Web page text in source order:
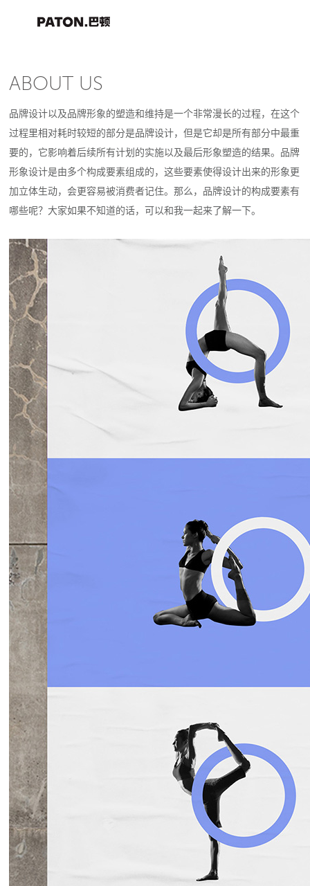
ABOUT US
品牌设计以及品牌形象的塑造和维持是一个非常漫长的过程，在这个
过程里相对耗时较短的部分是品牌设计，但是它却是所有部分中最重
要的，它影响着后续所有计划的实施以及最后形象塑造的结果。品牌
形象设计是由多个构成要素组成的，这些要素使得设计出来的形象更
加立体生动，会更容易被消费者记住。那么，品牌设计的构成要素有
哪些呢？大家如果不知道的话，可以和我一起来了解一下。